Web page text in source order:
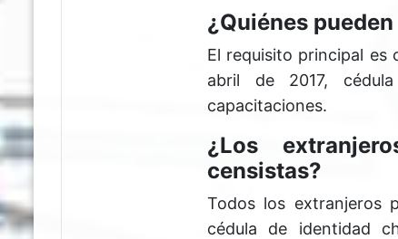
¿Quiénes
El requisito principal es
abril de 2017,
capacitaciones.
¿Los
censistas?
Todos los extranjeros
cédula de identidad